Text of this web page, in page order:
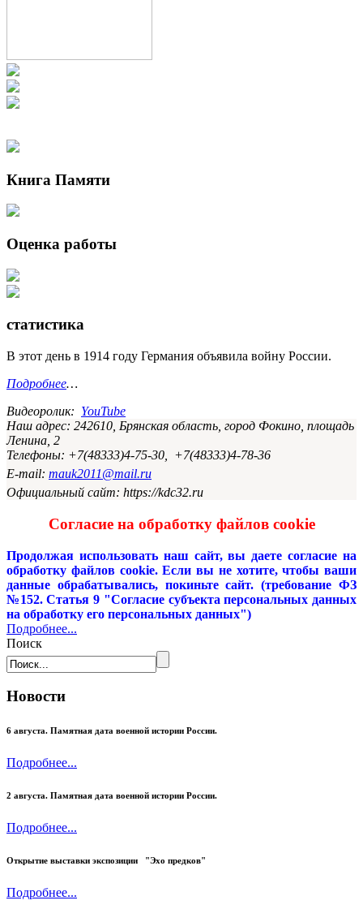
Книга Памяти
Оценка работы
статистика
В этот день в 1914 году Германия объявила войну России.
Подробнее…
Видеоролик: YouTube
Наш адрес: 242610, Брянская область, город Фокино, площадь
Ленина, 2
Телефоны: +7(48333)4-75-30, +7(48333)4-78-36
E-mail: mauk2011@mail.ru
Официальный сайт: https://kdc32.ru
Согласие на обработку файлов cookie
Продолжая использовать наш сайт, вы даете согласие на
обработку файлов cookie. Если вы не хотите, чтобы ваши
данные обрабатывались, покиньте сайт. (требование ФЗ
№152. Статья 9 "Согласие субъекта персональных данных
на обработку его персональных данных")
Подробнее...
Поиск
Новости
6 августа. Памятная дата военной истории России.
Подробнее...
2 августа. Памятная дата военной истории России.
Подробнее...
Открытие выставки экспозиции "Эхо предков"
Подробнее...